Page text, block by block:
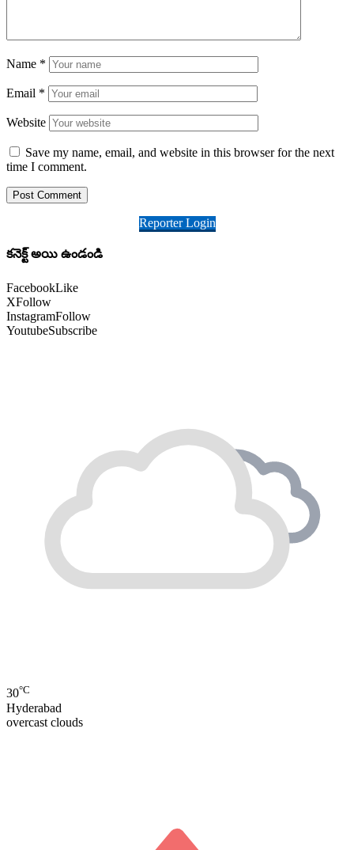
Name *
Email *
Website
Save my name, email, and website in this browser for the next
time I comment.
Reporter Login
కనెక్ట్ అయి ఉండండి
FacebookLike
XFollow
InstagramFollow
YoutubeSubscribe
30°C
Hyderabad
overcast clouds